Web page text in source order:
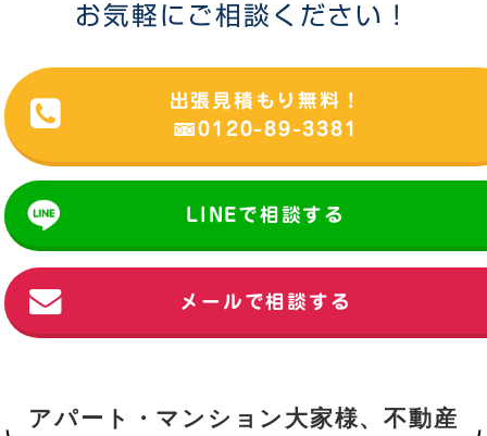
お気軽にご相談ください！
出張見積もり無料！
0120-89-3381
LINEで相談する
メールで相談する
アパート・マンション大家様、不動産